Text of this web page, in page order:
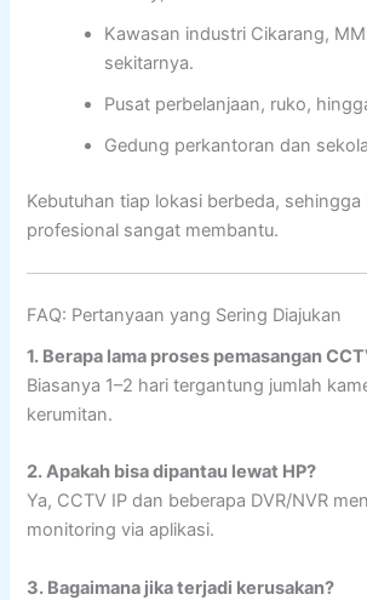
Kawasan industri Cikarang,
sekitarnya.
Pusat perbelanjaan, ruko,
Gedung perkantoran dan
Kebutuhan tiap lokasi berbeda,
profesional sangat membantu.
FAQ: Pertanyaan yang Sering Diajukan
1. Berapa lama proses pemasangan
Biasanya 1–2 hari tergantung jumlah
kerumitan.
2. Apakah bisa dipantau lewat HP?
Ya, CCTV IP dan beberapa DVR/NVR
monitoring via aplikasi.
3. Bagaimana jika terjadi kerusakan?